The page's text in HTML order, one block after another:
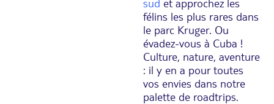
sud et approchez les
félins les plus rares dans
le parc Kruger. Ou
évadez-vous à Cuba !
Culture, nature, aventure
: il y en a pour toutes
vos envies dans notre
palette de roadtrips.